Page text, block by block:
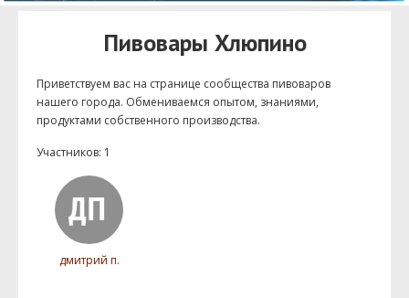
Пивовары Хлюпино
Приветствуем ваc на странице сообщества пивоваров
нашего города. Обмениваемся опытом, знаниями,
продуктами собственного производства.
Участников: 1
дмитрий п.